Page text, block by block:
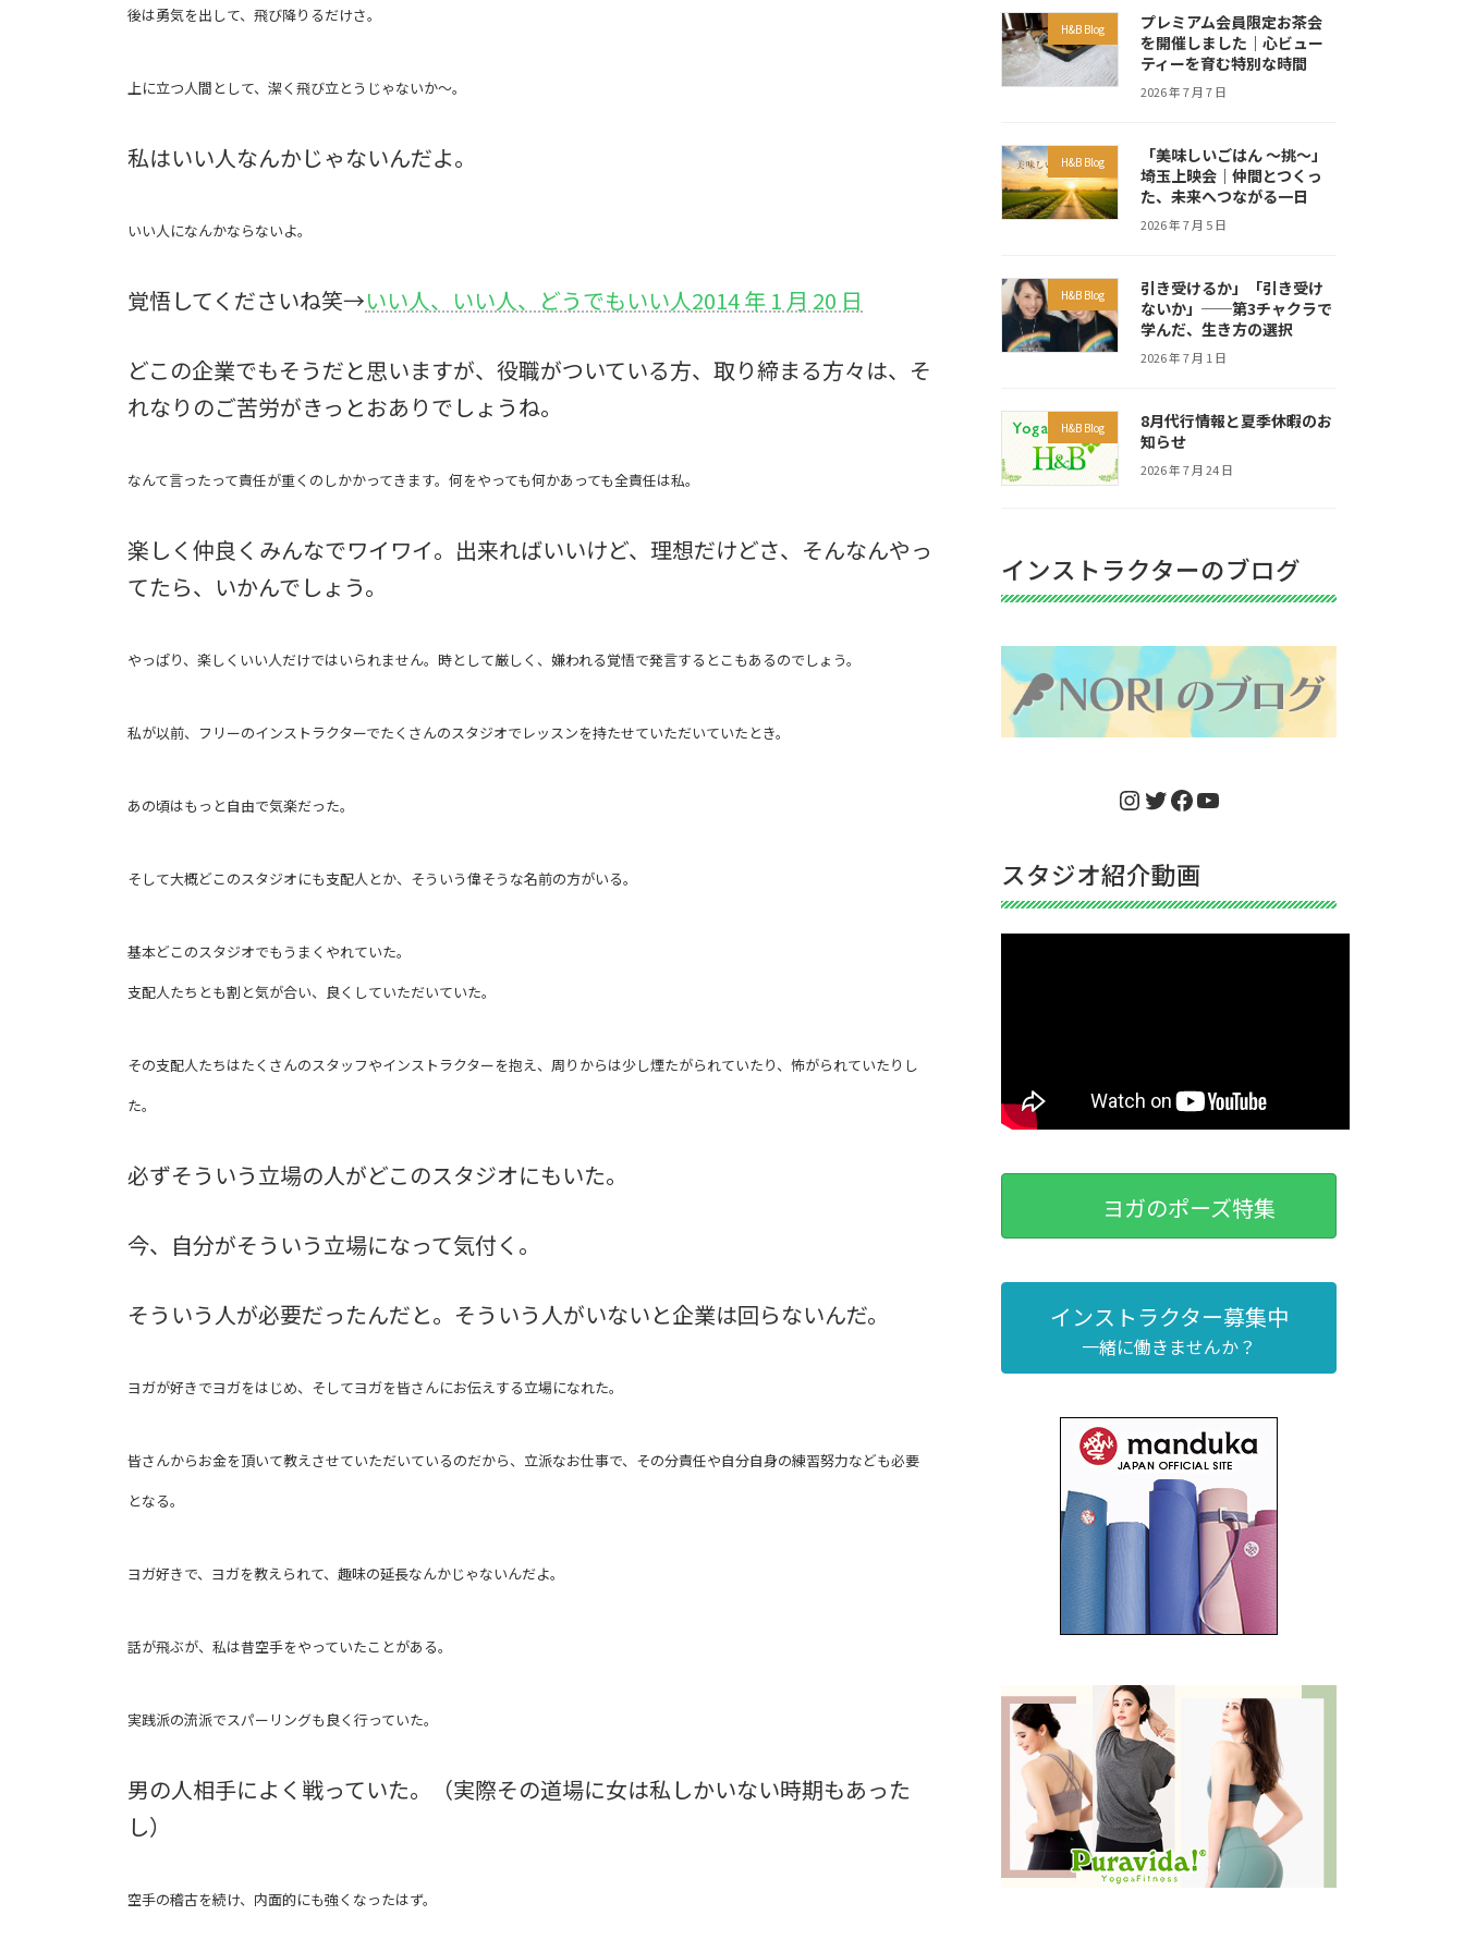
後は勇気を出して、飛び降りるだけさ。
上に立つ人間として、潔く飛び立とうじゃないか〜。
私はいい人なんかじゃないんだよ。
いい人になんかならないよ。
覚悟してくださいね笑→いい人、いい人、どうでもいい人2014 年 1 月 20 日
どこの企業でもそうだと思いますが、役職がついている方、取り締まる方々は、そ
れなりのご苦労がきっとおありでしょうね。
なんて言ったって責任が重くのしかかってきます。何をやっても何かあっても全責任は私。
楽しく仲良くみんなでワイワイ。出来ればいいけど、理想だけどさ、そんなんやっ
てたら、いかんでしょう。
やっぱり、楽しくいい人だけではいられません。時として厳しく、嫌われる覚悟で発言するとこもあるのでしょう。
私が以前、フリーのインストラクターでたくさんのスタジオでレッスンを持たせていただいていたとき。
あの頃はもっと自由で気楽だった。
そして大概どこのスタジオにも支配人とか、そういう偉そうな名前の方がいる。
基本どこのスタジオでもうまくやれていた。
支配人たちとも割と気が合い、良くしていただいていた。
その支配人たちはたくさんのスタッフやインストラクターを抱え、周りからは少し煙たがられていたり、怖がられていたりし
た。
必ずそういう立場の人がどこのスタジオにもいた。
今、自分がそういう立場になって気付く。
そういう人が必要だったんだと。そういう人がいないと企業は回らないんだ。
ヨガが好きでヨガをはじめ、そしてヨガを皆さんにお伝えする立場になれた。
皆さんからお金を頂いて教えさせていただいているのだから、立派なお仕事で、その分責任や自分自身の練習努力なども必要
となる。
ヨガ好きで、ヨガを教えられて、趣味の延長なんかじゃないんだよ。
話が飛ぶが、私は昔空手をやっていたことがある。
実践派の流派でスパーリングも良く行っていた。
男の人相手によく戦っていた。（実際その道場に女は私しかいない時期もあった
し）
空手の稽古を続け、内面的にも強くなったはず。
H&B Blog
プレミアム会員限定お茶会
を開催しました｜心ビュー
ティーを育む特別な時間
2026 年 7 月 7 日
H&B Blog
「美味しいごはん ～挑～」
埼玉上映会｜仲間とつくっ
た、未来へつながる一日
2026 年 7 月 5 日
H&B Blog
引き受けるか」「引き受け
ないか」──第3チャクラで
学んだ、生き方の選択
2026 年 7 月 1 日
H&B Blog
8月代行情報と夏季休暇のお
知らせ
2026 年 7 月 24 日
インストラクターのブログ
Instagram
Twitter
Facebook
YouTube
スタジオ紹介動画
ヨガのポーズ特集
インストラクター募集中
一緒に働きませんか？